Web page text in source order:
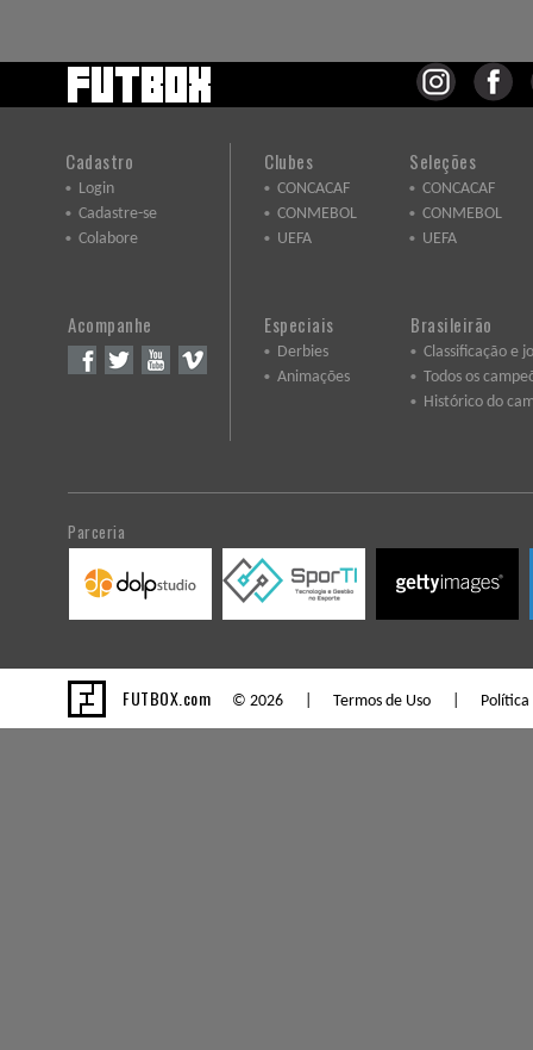
Cadastro
Login
Cadastre-se
Colabore
Acompanhe
Clubes
CONCACAF
CONMEBOL
UEFA
Seleções
CONCACAF
CONMEBOL
UEFA
Especiais
Derbies
Animações
Brasileirão
Classificação e
Todos os
Histórico do
Parceria
FUTBOX.com © 2026 | Termos de Uso Política